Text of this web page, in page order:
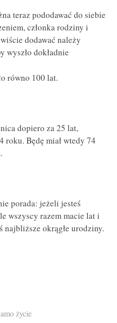
teraz pododawać do siebie
członka rodziny i
dodawać należy
wyszło dokładnie
równo 100 lat.
dopiero za 25 lat,
roku. Będę miał wtedy 74
porada: jeżeli jesteś
wszyscy razem macie lat i
najbliższe okrągłe urodziny.
życie